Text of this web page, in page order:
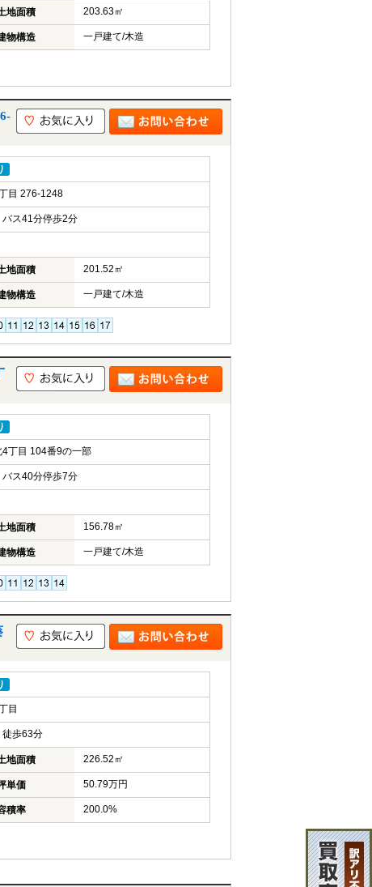
地面積 203.63㎡
物構造 一戸建て/木造
目 276-1248
ス41分停歩2分
地面積 201.52㎡
物構造 一戸建て/木造
丁目 104番9の一部
ス40分停歩7分
地面積 156.78㎡
物構造 一戸建て/木造
目
歩63分
地面積 226.52㎡
単価 50.79万円
積率 200.0%